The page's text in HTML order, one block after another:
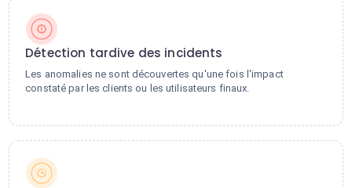
Détection tardive des incidents
Les anomalies ne sont découvertes qu'une fois l'impact
constaté par les clients ou les utilisateurs finaux.